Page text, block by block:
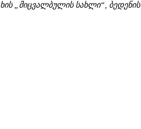
ხის „მიცვალბულის სახლი“,